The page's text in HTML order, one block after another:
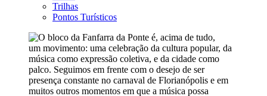
Trilhas
Pontos Turísticos